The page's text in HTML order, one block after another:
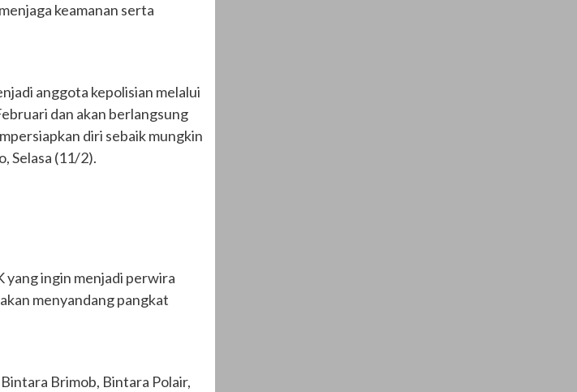
keamanan serta
anggota kepolisian melalui
dan akan berlangsung
diri sebaik mungkin
Selasa (11/2).
yang ingin menjadi perwira
menyandang pangkat
Brimob, Bintara Polair,